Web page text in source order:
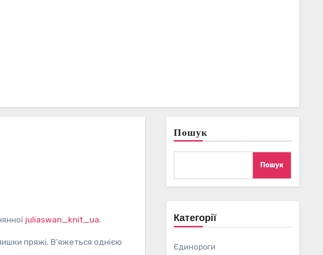
juliaswan_knit_ua.
пряжі. В’яжеться однією
Пошук
Пошук
Категорії
Єдинороги